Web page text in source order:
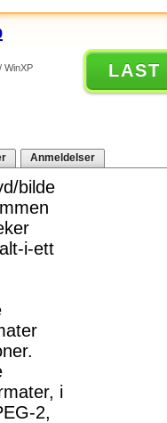
WinXP LAST
Anmeldelser
bilde
i-ett
i
2,